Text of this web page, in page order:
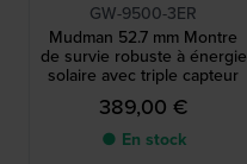
GW-9500-3ER
Mudman 52.7 mm Montre
de survie robuste à énergie
solaire avec triple capteur
389,00 €
● En stock